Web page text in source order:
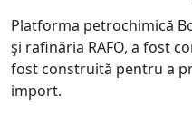
Platforma petrochimică
şi rafinăria RAFO, a fost
fost construită pentru a
import.